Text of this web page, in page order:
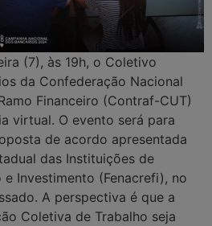
(7), às 19h, o Coletivo
da Confederação Nacional
Financeiro (Contraf-CUT)
virtual. O evento será para
de acordo apresentada
das Instituições de
Investimento (Fenacrefi), no
A perspectiva é que a
Coletiva de Trabalho seja